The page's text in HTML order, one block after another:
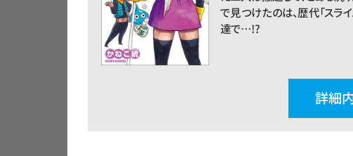
で見つけたのは、歴代「スラ
達で…!?
詳細